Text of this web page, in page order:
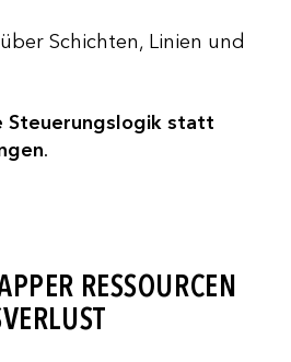
Schichten, Linien und
Steuerungslogik statt
.
RESSOURCEN